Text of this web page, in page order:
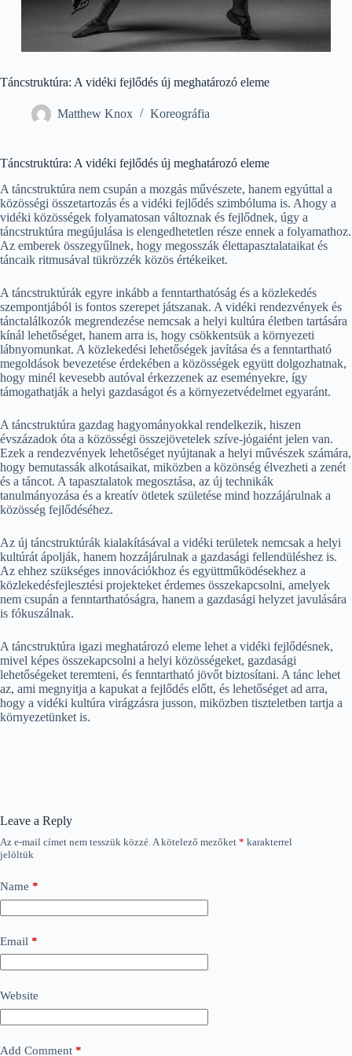
Táncstruktúra: A vidéki fejlődés új meghatározó eleme
Matthew Knox Koreográfia
Táncstruktúra: A vidéki fejlődés új meghatározó eleme
A táncstruktúra nem csupán a mozgás művészete, hanem egyúttal a
közösségi összetartozás és a vidéki fejlődés szimbóluma is. Ahogy a
vidéki közösségek folyamatosan változnak és fejlődnek, úgy a
táncstruktúra megújulása is elengedhetetlen része ennek a folyamathoz.
Az emberek összegyűlnek, hogy megosszák élettapasztalataikat és
táncaik ritmusával tükrözzék közös értékeiket.
A táncstruktúrák egyre inkább a fenntarthatóság és a közlekedés
szempontjából is fontos szerepet játszanak. A vidéki rendezvények és
tánctalálkozók megrendezése nemcsak a helyi kultúra életben tartására
kínál lehetőséget, hanem arra is, hogy csökkentsük a környezeti
lábnyomunkat. A közlekedési lehetőségek javítása és a fenntartható
megoldások bevezetése érdekében a közösségek együtt dolgozhatnak,
hogy minél kevesebb autóval érkezzenek az eseményekre, így
támogathatják a helyi gazdaságot és a környezetvédelmet egyaránt.
A táncstruktúra gazdag hagyományokkal rendelkezik, hiszen
évszázadok óta a közösségi összejövetelek szíve-jόgaiént jelen van.
Ezek a rendezvények lehetőséget nyújtanak a helyi művészek számára,
hogy bemutassák alkotásaikat, miközben a közönség élvezheti a zenét
és a táncot. A tapasztalatok megosztása, az új technikák
tanulmányozása és a kreatív ötletek születése mind hozzájárulnak a
közösség fejlődéséhez.
Az új táncstruktúrák kialakításával a vidéki területek nemcsak a helyi
kultúrát ápolják, hanem hozzájárulnak a gazdasági fellendüléshez is.
Az ehhez szükséges innovációkhoz és együttműködésekhez a
közlekedésfejlesztési projekteket érdemes összekapcsolni, amelyek
nem csupán a fenntarthatóságra, hanem a gazdasági helyzet javulására
is fókuszálnak.
A táncstruktúra igazi meghatározó eleme lehet a vidéki fejlődésnek,
mivel képes összekapcsolni a helyi közösségeket, gazdasági
lehetőségeket teremteni, és fenntartható jövőt biztosítani. A tánc lehet
az, ami megnyitja a kapukat a fejlődés előtt, és lehetőséget ad arra,
hogy a vidéki kultúra virágzásra jusson, miközben tiszteletben tartja a
környezetünket is.
Leave a Reply
Az e-mail címet nem tesszük közzé.A kötelező mezőket * karakterrel
jelöltük
Name *
Email *
Website
Add Comment *